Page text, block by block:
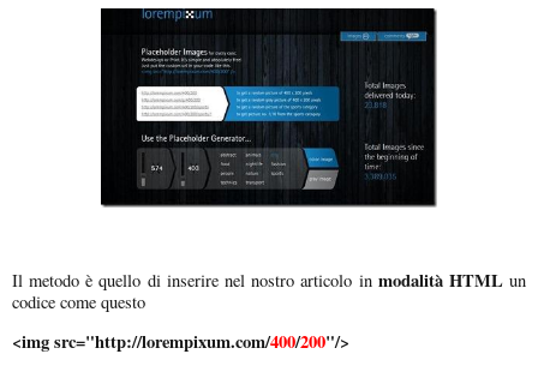
Il metodo è quello di inserire nel nostro articolo inmodalità HTMLun
codice come questo
<img src="http://lorempixum.com/400/200"/>